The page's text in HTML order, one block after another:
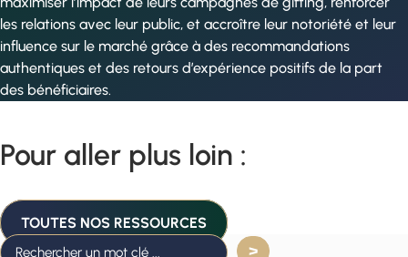
les relations avec leur public, et accroître leur notoriété et leur
influence sur le marché grâce à des recommandations
authentiques et des retours d’expérience positifs de la part
des bénéficiaires.
Pour aller plus loin :
TOUTES NOS RESSOURCES